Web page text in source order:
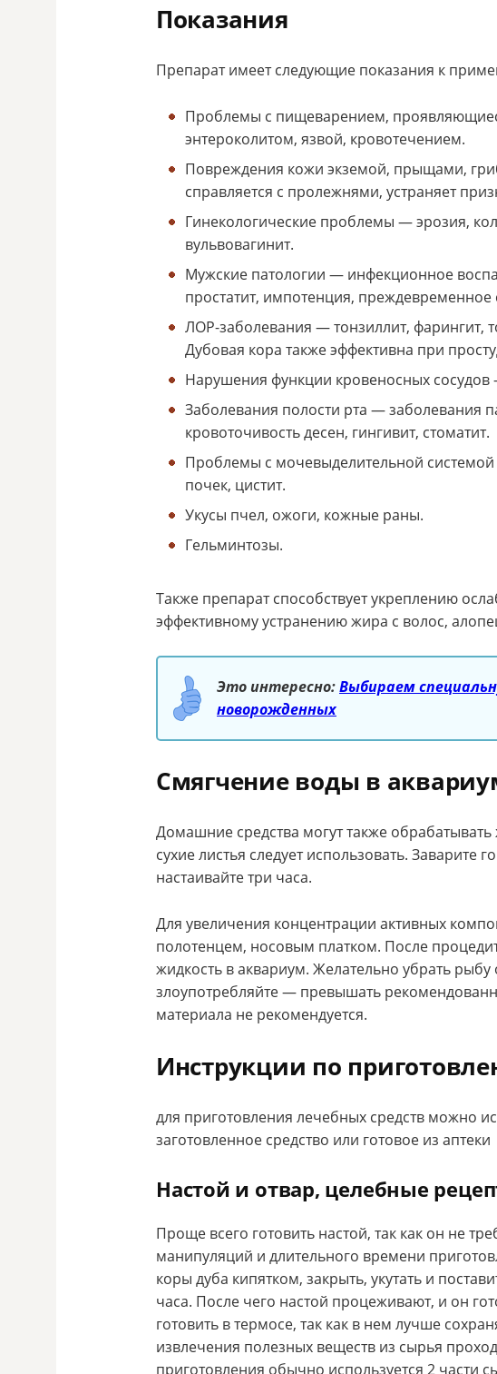
Показания
Препарат имеет следующие показания к
Проблемы с пищеварением,
энтероколитом, язвой, кровотечением.
Повреждения кожи экземой, прыщами,
справляется с пролежнями, устраняет
Гинекологические проблемы — эрозия,
вульвовагинит.
Мужские патологии — инфекционное
простатит, импотенция,
ЛОР-заболевания — тонзиллит, фарингит,
Дубовая кора также эффективна при
Нарушения функции кровеносных
Заболевания полости рта — заболевания
кровоточивость десен, гингивит, стоматит.
Проблемы с мочевыделительной
почек, цистит.
Укусы пчел, ожоги, кожные раны.
Гельминтозы.
Также препарат способствует укреплению
эффективному устранению жира с волос,
Это интересно:Выбираем
новорожденных
Смягчение воды в
Домашние средства могут также
сухие листья следует использовать. Заварите
настаивайте три часа.
Для увеличения концентрации активных
полотенцем, носовым платком. После
жидкость в аквариум. Желательно убрать рыбу
злоупотребляйте — превышать
материала не рекомендуется.
Инструкции по
для приготовления лечебных средств можно
заготовленное средство или готовое из аптеки
Настой и отвар, целебные
Проще всего готовить настой, так как он не
манипуляций и длительного времени
коры дуба кипятком, закрыть, укутать и
часа. После чего настой процеживают, и он
готовить в термосе, так как в нем лучше
извлечения полезных веществ из сырья
приготовления обычно используется 2 части